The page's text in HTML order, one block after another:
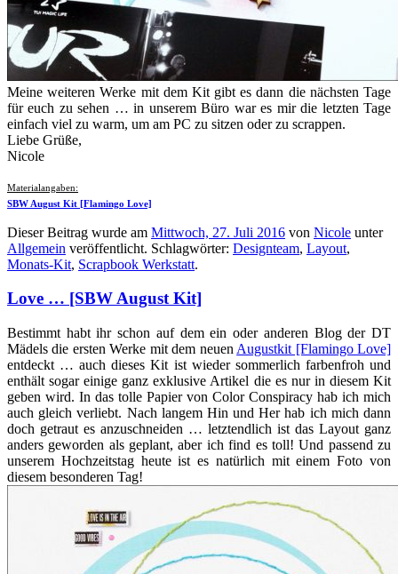
Meine weiteren Werke mit dem Kit gibt es dann die nächsten Tage
für euch zu sehen … in unserem Büro war es mir die letzten Tage
einfach viel zu warm, um am PC zu sitzen oder zu scrappen.
Liebe Grüße,
Nicole
Materialangaben:
SBW August Kit [Flamingo Love]
Dieser Beitrag wurde am Mittwoch, 27. Juli 2016 von Nicole unter
Allgemein veröffentlicht. Schlagwörter: Designteam, Layout,
Monats-Kit, Scrapbook Werkstatt.
Love … [SBW August Kit]
Bestimmt habt ihr schon auf dem ein oder anderen Blog der DT
Mädels die ersten Werke mit dem neuen Augustkit [Flamingo Love]
entdeckt … auch dieses Kit ist wieder sommerlich farbenfroh und
enthält sogar einige ganz exklusive Artikel die es nur in diesem Kit
geben wird. In das tolle Papier von Color Conspiracy hab ich mich
auch gleich verliebt. Nach langem Hin und Her hab ich mich dann
doch getraut es anzuschneiden … letztendlich ist das Layout ganz
anders geworden als geplant, aber ich find es toll! Und passend zu
unserem Hochzeitstag heute ist es natürlich mit einem Foto von
diesem besonderen Tag!